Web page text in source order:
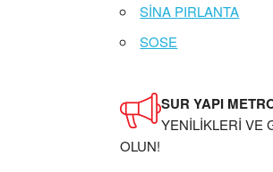
SİNA PIRLANTA
SOSE
SUR YAPI
YENİLİKLERİ VE
OLUN!